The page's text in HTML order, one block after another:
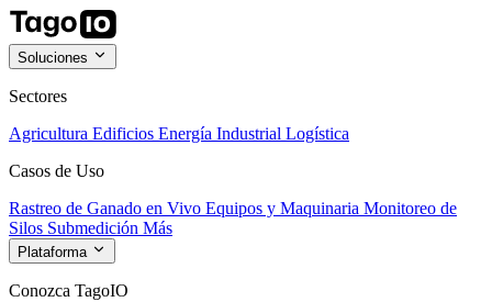
Soluciones
Sectores
Agricultura Edificios Energía Industrial Logística
Casos de Uso
Rastreo de Ganado en Vivo Equipos y Maquinaria Monitoreo de
Silos Submedición Más
Plataforma
Conozca TagoIO